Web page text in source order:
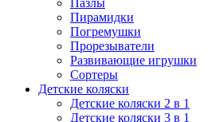
Пазлы
Пирамидки
Погремушки
Прорезыватели
Развивающие игрушки
Сортеры
Детские коляски
Детские коляски 2 в 1
Детские коляски 3 в 1